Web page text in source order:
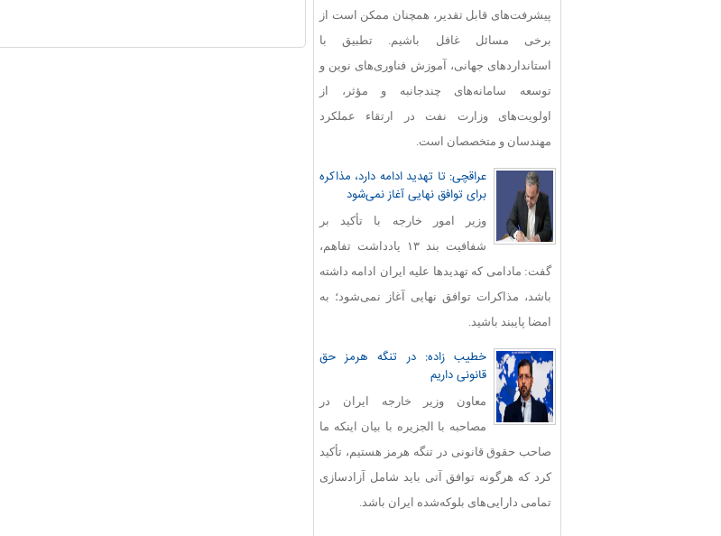
پیشرفت‌های قابل‌ تقدیر، همچنان ممکن است از
برخی مسائل غافل باشیم. تطبیق با
استانداردهای جهانی، آموزش فناوری‌های نوین و
توسعه سامانه‌های چندجانبه و مؤثر، از
اولویت‌های وزارت نفت در ارتقاء عملکرد
مهندسان و متخصصان است.
عراقچی: تا تهدید ادامه دارد، مذاکره
برای توافق نهایی آغاز نمی‌شود
وزیر امور خارجه با تأکید بر
شفافیت بند ۱۳ یادداشت تفاهم،
گفت: مادامی که تهدیدها علیه ایران ادامه داشته
باشد، مذاکرات توافق نهایی آغاز نمی‌شود؛ به
امضا پایبند باشید.
خطیب زاده: در تنگه هرمز حق
قانونی داریم
معاون وزیر خارجه ایران در
مصاحبه با الجزیره با بیان اینکه ما
صاحب حقوق قانونی در تنگه هرمز هستیم، تأکید
کرد که هرگونه توافق آتی باید شامل آزادسازی
تمامی دارایی‌های بلوکه‌شده ایران باشد.